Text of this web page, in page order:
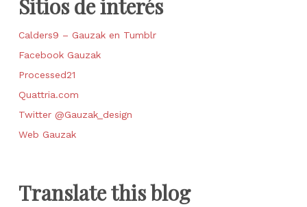
Sitios de interés
Calders9 – Gauzak en Tumblr
Facebook Gauzak
Processed21
Quattria.com
Twitter @Gauzak_design
Web Gauzak
Translate this blog